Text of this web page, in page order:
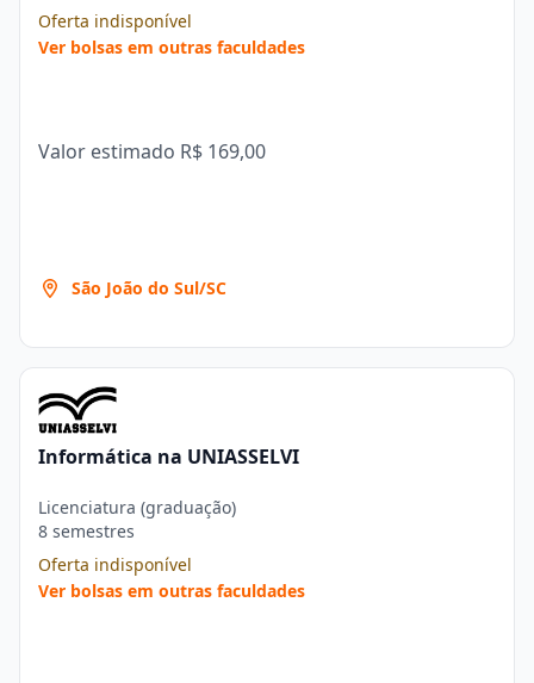
Oferta indisponível
Ver bolsas em outras faculdades
Valor estimado R$ 169,00
São João do Sul/SC
Informática na UNIASSELVI
Licenciatura (graduação)
8 semestres
Oferta indisponível
Ver bolsas em outras faculdades